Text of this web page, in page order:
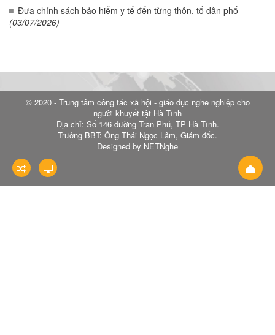
Đưa chính sách bảo hiểm y tế đến từng thôn, tổ dân phố
(03/07/2026)
© 2020 - Trung tâm công tác xã hội - giáo dục nghề nghiệp cho
người khuyết tật Hà Tĩnh
Địa chỉ: Số 146 đường Trần Phú, TP Hà Tĩnh.
Trưởng BBT: Ông Thái Ngọc Lâm, Giám đốc.
Designed by NETNghe